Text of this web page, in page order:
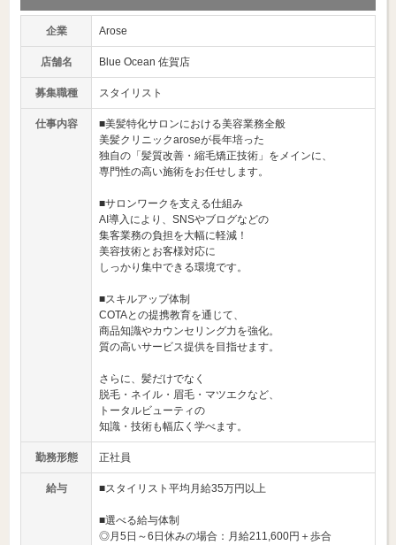
企業 Arose
店舗名 Blue Ocean 佐賀店
募集職種 スタイリスト
仕事内容
■美髪特化サロンにおける美容業務全般
美髪クリニックaroseが長年培った
独自の「髪質改善・縮毛矯正技術」をメインに、
専門性の高い施術をお任せします。
■サロンワークを支える仕組み
AI導入により、SNSやブログなどの
集客業務の負担を大幅に軽減！
美容技術とお客様対応に
しっかり集中できる環境です。
■スキルアップ体制
COTAとの提携教育を通じて、
商品知識やカウンセリング力を強化。
質の高いサービス提供を目指せます。
さらに、髪だけでなく
脱毛・ネイル・眉毛・マツエクなど、
トータルビューティの
知識・技術も幅広く学べます。
勤務形態 正社員
給与 ■スタイリスト平均月給35万円以上
■選べる給与体制
◎月5日～6日休みの場合：月給211,600円＋歩合